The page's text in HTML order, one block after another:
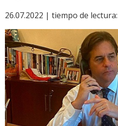
26.07.2022 | tiempo de lectura: